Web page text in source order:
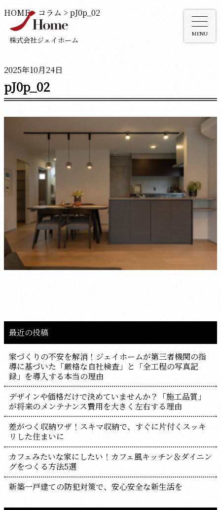
株式会社ジェイホーム
MENU
HOME> コラム > pJ0p_02
2025年10月24日
pJ0p_02
最近の投稿
家づくりの不安を解消！ジェイホームが第三者機関の指
導に基づいた「厳格な自社検査」と「全工程の写真記
録」を導入する本当の理由
デザインや価格だけで決めていませんか？「施工品質」
が将来のメンテナンス費用を大きく左右する理由
差がつく収納ワザ！スキマ収納で、すぐに片付くスッキ
リした住まいに
カフェみたいな家にしたい！カフェ風キッチン＆ダイニン
グをつくる方法5選
新築一戸建ての防犯対策で、安心安全な新生活を